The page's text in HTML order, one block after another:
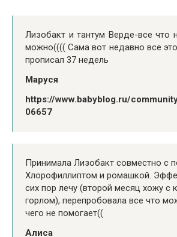
Лизобакт и тантум Верде-все что
можно(((( Сама вот недавно все
прописал 37 недель
Маруся
https://www.babyblog.ru/
06657
Принимала Лизобакт совместно с
Хлорофиллиптом и ромашкой.
сих пор лечу (второй месяц хожу с
горлом), перепробовала все что
чего не помогает((
Алиса